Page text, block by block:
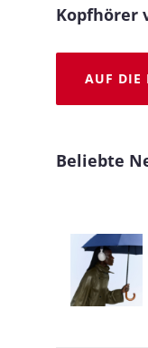
Kopfhörer
AUF DIE
Beliebte